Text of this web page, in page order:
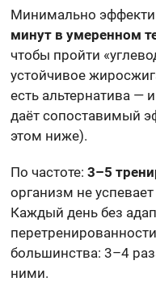
Минимально
минут в умеренном
чтобы пройти
устойчивое
есть альтернатива —
даёт сопоставимый
этом ниже).
По частоте:3–5
организм не
Каждый день без
большинства: 3–4
ними.